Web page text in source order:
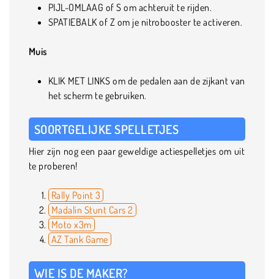
PIJL-OMLAAG of S om achteruit te rijden.
SPATIEBALK of Z om je nitrobooster te activeren.
Muis
KLIK MET LINKS om de pedalen aan de zijkant van
het scherm te gebruiken.
SOORTGELIJKE SPELLETJES
Hier zijn nog een paar geweldige actiespelletjes om uit
te proberen!
Rally Point 3
Madalin Stunt Cars 2
Moto x3m
AZ Tank Game
WIE IS DE MAKER?